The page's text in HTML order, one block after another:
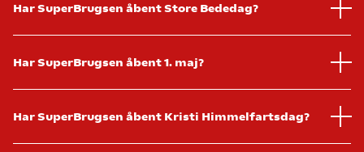
Har SuperBrugsen åbent Store Bededag?
Har SuperBrugsen åbent 1. maj?
Har SuperBrugsen åbent Kristi Himmelfartsdag?